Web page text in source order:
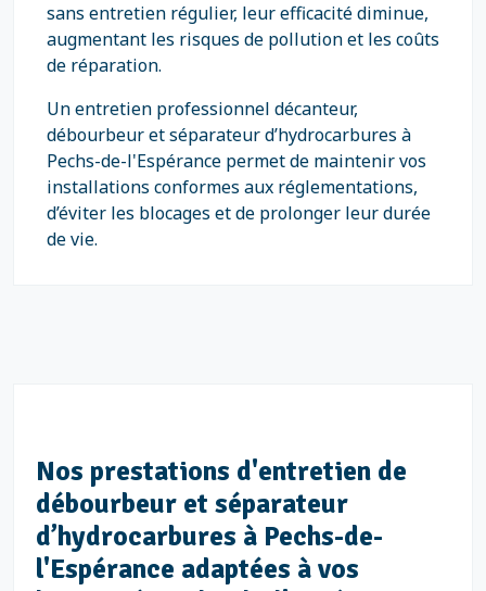
sans entretien régulier, leur efficacité diminue,
augmentant les risques de pollution et les coûts
de réparation.
Un entretien professionnel décanteur,
débourbeur et séparateur d’hydrocarbures à
Pechs-de-l'Espérance permet de maintenir vos
installations conformes aux réglementations,
d’éviter les blocages et de prolonger leur durée
de vie.
Nos prestations d'entretien de
débourbeur et séparateur
d’hydrocarbures à Pechs-de-
l'Espérance adaptées à vos